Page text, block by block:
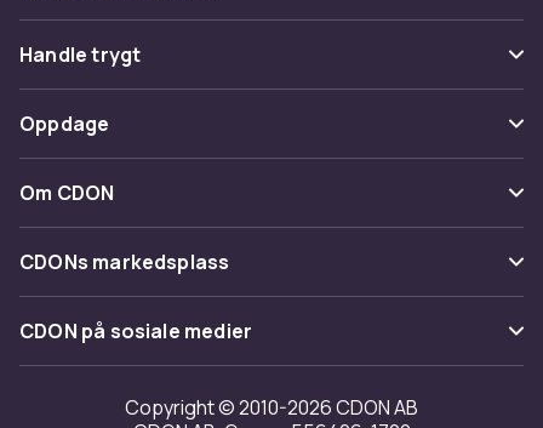
Vanlige spørsmål
Spor pakke
Angre & returner her
Kontakt oss
Handle trygt
Betaling
Levering
Tilbakekallinger
Oppdage
Kategorier
Varemerker
Om CDON
Om oss
Kundeanmeldelser
Jobbe på CDON
Investor relations
CDONs markedsplass
Merchant Help Center
CDON på sosiale medier
Copyright © 2010-2026 CDON AB